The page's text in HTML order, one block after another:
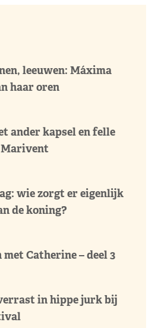
leeuwen: Máxima
haar oren
ander kapsel en felle
wie zorgt er eigenlijk
de koning?
Catherine – deel 3
in hippe jurk bij